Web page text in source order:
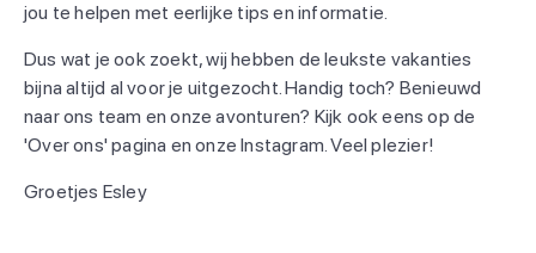
jou te helpen met eerlijke tips en informatie.
Dus wat je ook zoekt, wij hebben de leukste vakanties
bijna altijd al voor je uitgezocht. Handig toch? Benieuwd
naar ons team en onze avonturen? Kijk ook eens op de
'Over ons' pagina en onze Instagram. Veel plezier!
Groetjes Esley